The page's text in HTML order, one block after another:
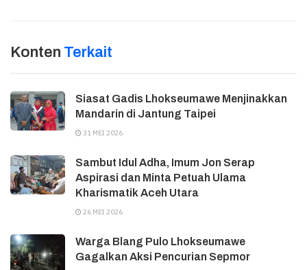
Konten Terkait
Siasat Gadis Lhokseumawe Menjinakkan
Mandarin di Jantung Taipei
31 MEI 2026
Sambut Idul Adha, Imum Jon Serap
Aspirasi dan Minta Petuah Ulama
Kharismatik Aceh Utara
26 MEI 2026
Warga Blang Pulo Lhokseumawe
Gagalkan Aksi Pencurian Sepmor